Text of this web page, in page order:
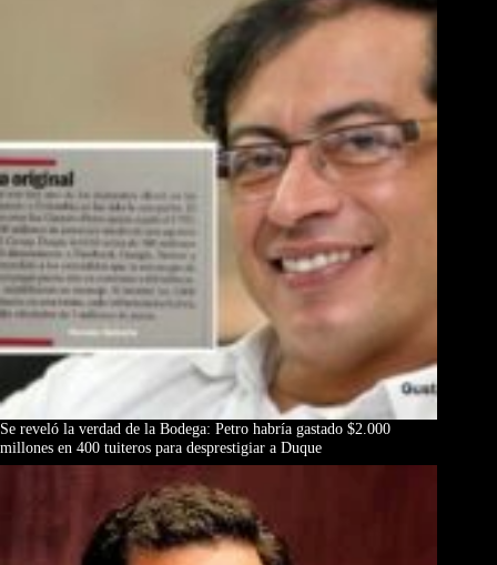
Se reveló la verdad de la Bodega: Petro habría gastado $2.000
millones en 400 tuiteros para desprestigiar a Duque